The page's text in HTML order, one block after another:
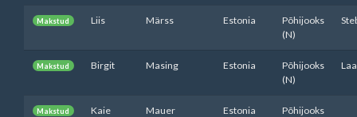
Makstud Liis Märss Estonia
Põhijooks
(N)
Makstud Birgit Masing Estonia
Põhijooks
(N)
Makstud Kaie Mauer Estonia
Põhijooks